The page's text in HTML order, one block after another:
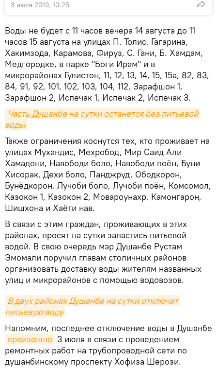
3 июля 2019, 10:25
Воды не будет с 11 часов вечера 14 августа до 11
часов 15 августа на улицах П. Толис, Гагарина,
Хакимзода, Карамова, Фируз, С. Гани, Б. Хамдам,
Медгородке, в парке "Боги Ирам" и в
микрорайонах Гулистон, 11, 12, 13, 14, 15, 15а, 82, 83,
84, 91, 92, 101, 102, 103, 104, 112, Зарафшон 1,
Зарафшон 2, Испечак 1, Испечак 2, Испечак 3.
Часть Душанбе на сутки останется без питьевой
воды
Также ограничения коснутся тех, кто проживает на
улицах Мухандис, Мехробод, Мир Саид Али
Хамадони, Навободи боло, Навободи поён, Буни
Хисорак, Дехи боло, Панджруд, Ободкорон,
Бунёдкорон, Лучоби боло, Лучоби поён, Комсомол,
Казокон 1, Казокон 2, Мовароунахр, Камонгарон,
Шишхона и Хаёти нав.
В связи с этим граждан, проживающих в этих
районах, просят на сутки запастись питьевой
водой. В свою очередь мэр Душанбе Рустам
Эмомали поручил главам столичных районов
организовать доставку воды жителям названных
улиц и микрорайонов с помощью водовозов.
В двух районах Душанбе на сутки отключат
питьевую воду
Напомним, последнее отключение воды в Душанбе
произошло 3 июля в связи с проведением
ремонтных работ на трубопроводной сети по
душанбинскому проспекту Хофиза Шерози.